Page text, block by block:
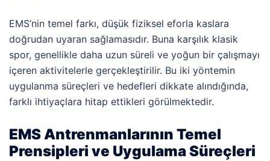
EMS’nin temel farkı, düşük fiziksel eforla kaslara
doğrudan uyaran sağlamasıdır. Buna karşılık klasik
spor, genellikle daha uzun süreli ve yoğun bir çalışmayı
içeren aktivitelerle gerçekleştirilir. Bu iki yöntemin
uygulanma süreçleri ve hedefleri dikkate alındığında,
farklı ihtiyaçlara hitap ettikleri görülmektedir.
EMS Antrenmanlarının Temel
Prensipleri ve Uygulama Süreçleri